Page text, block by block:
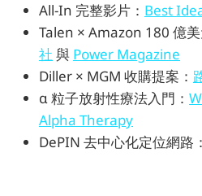
All-In 完整影片： Best
Talen × Amazon 180 億美
社 與 Power Magazine
Diller × MGM 收購提案：
α 粒子放射性療法入門：
Alpha Therapy
DePIN 去中心化定位網路：